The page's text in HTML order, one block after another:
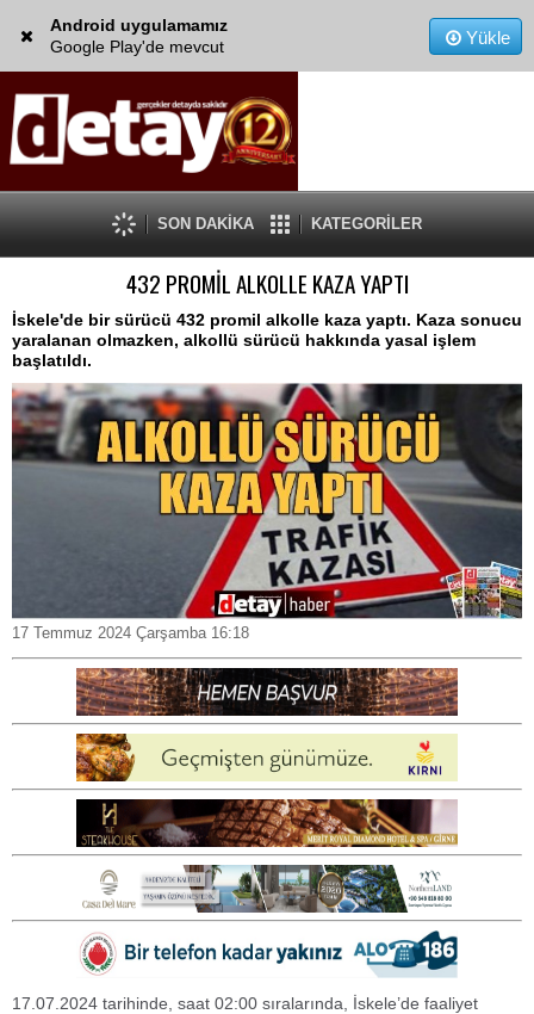
Android uygulamamız
Google Play'de mevcut
Yükle
SON DAKİKA KATEGORİLER
432 PROMİL ALKOLLE KAZA YAPTI
İskele'de bir sürücü 432 promil alkolle kaza yaptı. Kaza sonucu
yaralanan olmazken, alkollü sürücü hakkında yasal işlem
başlatıldı.
17 Temmuz 2024 Çarşamba 16:18
17.07.2024 tarihinde, saat 02:00 sıralarında, İskele’de faaliyet